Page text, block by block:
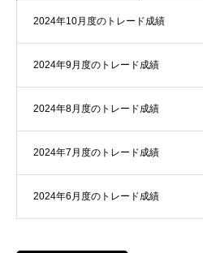
2024年10月度のトレード成績
2024年9月度のトレード成績
2024年8月度のトレード成績
2024年7月度のトレード成績
2024年6月度のトレード成績